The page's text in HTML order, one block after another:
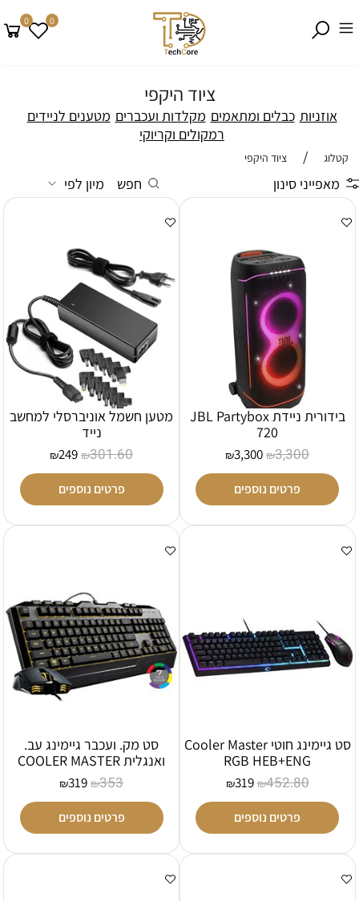
0 0
ציוד היקפי
אוזניות כבלים ומתאמים מקלדות ועכברים מטענים לניידים
רמקולים וקריוקי
קטלוג / ציוד היקפי
מאפייני סינון חפש מיון לפי
בידורית ניידת JBL Partybox
720
₪3,300
₪3,300
פרטים נוספים
מטען חשמל אוניברסלי למחשב
נייד
₪301.60
₪249
פרטים נוספים
סט גיימינג חוטי Cooler Master
RGB HEB+ENG
₪452.80
₪319
פרטים נוספים
סט מק. ועכבר גיימינג עב.
ואנגלית COOLER MASTER
₪353
₪319
פרטים נוספים